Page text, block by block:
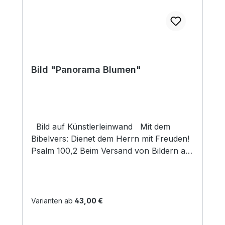
Bild "Panorama Blumen"
Bild auf Künstlerleinwand Mit dem
Bibelvers: Dienet dem Herrn mit Freuden!
Psalm 100,2 Beim Versand von Bildern ab
Höhe von 28,99€ berechnet. Für den
Varianten ab 43,00 €